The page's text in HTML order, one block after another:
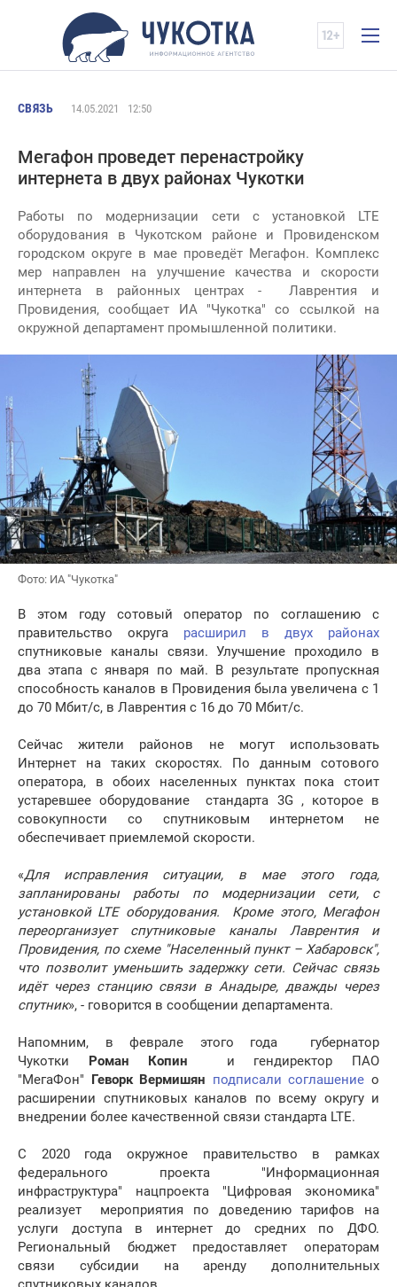
СВЯЗЬ 14.05.2021 12:50
Мегафон проведет перенастройку
интернета в двух районах Чукотки
Работы по модернизации сети с установкой LTE
оборудования в Чукотском районе и Провиденском
городском округе в мае проведёт Мегафон. Комплекс
мер направлен на улучшение качества и скорости
интернета в районных центрах - Лаврентия и
Провидения, сообщает ИА "Чукотка" со ссылкой на
окружной департамент промышленной политики.
Фото: ИА "Чукотка"
В этом году сотовый оператор по соглашению с
правительство округа расширил в двух районах
спутниковые каналы связи. Улучшение проходило в
два этапа с января по май. В результате пропускная
способность каналов в Провидения была увеличена с 1
до 70 Мбит/с, в Лаврентия с 16 до 70 Мбит/с.
Сейчас жители районов не могут использовать
Интернет на таких скоростях. По данным сотового
оператора, в обоих населенных пунктах пока стоит
устаревшее оборудование стандарта 3G , которое в
совокупности со спутниковым интернетом не
обеспечивает приемлемой скорости.
«Для исправления ситуации, в мае этого года,
запланированы работы по модернизации сети, с
установкой LTE оборудования. Кроме этого, Мегафон
переорганизует спутниковые каналы Лаврентия и
Провидения, по схеме "Населенный пункт – Хабаровск",
что позволит уменьшить задержку сети. Сейчас связь
идёт через станцию связи в Анадыре, дважды через
спутник», - говорится в сообщении департамента.
Напомним, в феврале этого года губернатор
Чукотки
Роман Копин и гендиректор ПАО
"МегаФон"
Геворк Вермишян подписали соглашение о
расширении спутниковых каналов по всему округу и
внедрении более качественной связи стандарта LTE.
С 2020 года окружное правительство в рамках
федерального проекта "Информационная
инфраструктура" нацпроекта "Цифровая экономика"
реализует мероприятия по доведению тарифов на
услуги доступа в интернет до средних по ДФО.
Региональный бюджет предоставляет операторам
связи субсидии на аренду дополнительных